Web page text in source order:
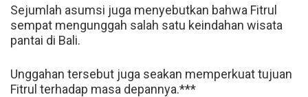
Sejumlah asumsi juga menyebutkan bahwa Fitrul
sempat mengunggah salah satu keindahan wisata
pantai di Bali.
Unggahan tersebut juga seakan memperkuat tujuan
Fitrul terhadap masa depannya.***